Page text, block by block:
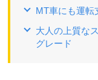
MT車にも運転
大人の上質な
グレード